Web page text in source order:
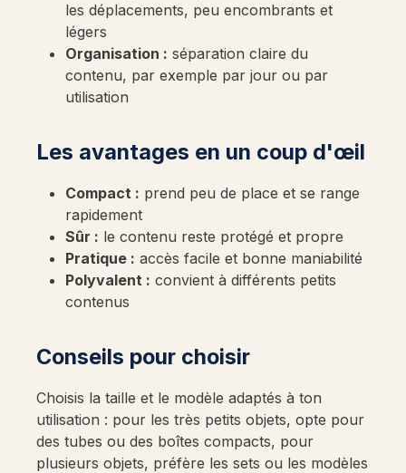
les déplacements, peu encombrants et
légers
Organisation : séparation claire du
contenu, par exemple par jour ou par
utilisation
Les avantages en un coup d'œil
Compact : prend peu de place et se range
rapidement
Sûr : le contenu reste protégé et propre
Pratique : accès facile et bonne maniabilité
Polyvalent : convient à différents petits
contenus
Conseils pour choisir
Choisis la taille et le modèle adaptés à ton
utilisation : pour les très petits objets, opte pour
des tubes ou des boîtes compacts, pour
plusieurs objets, préfère les sets ou les modèles